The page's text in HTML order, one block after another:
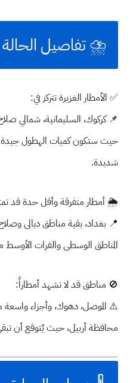
⛈️تفاصيل الحالة
✅ الأمطار الغزيرة تتركز في:
📌كركوك، السليمانية، شمالي
حيث ستكون كميات الهطول
شديدة.
🌦️ أمطار متفرقة وأقل حدة قد
📍 بغداد، بقية مناطق ديالى
المناطق الوسطى والفرات الأوسط
🚫 مناطق قد لا تشهد أمطاراً:
⚠️ الموصل، دهوك، وأجزاء واسعة
محافظة أربيل، حيث يُتوقع أن